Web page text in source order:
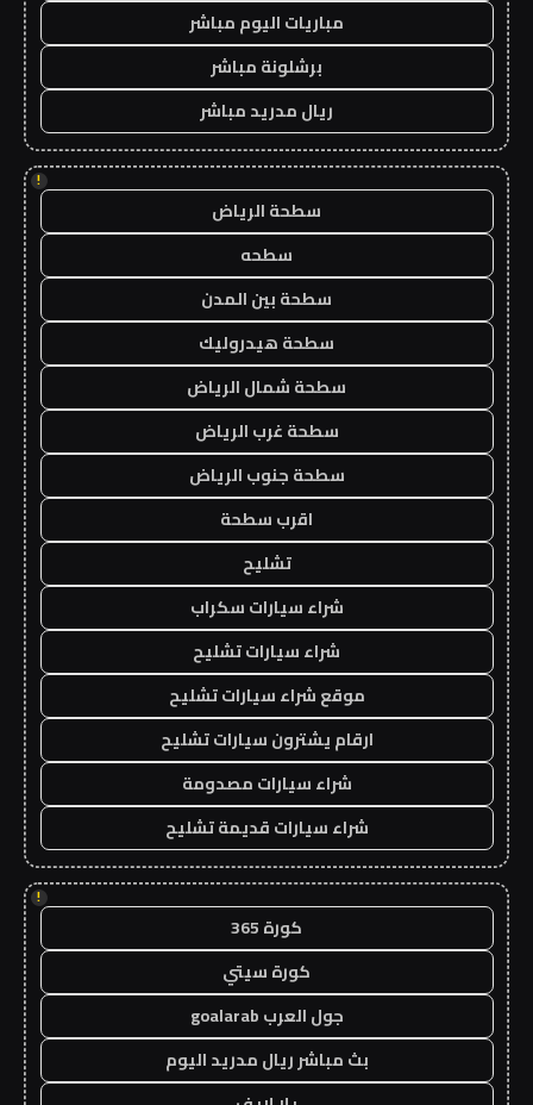
مباريات اليوم مباشر
برشلونة مباشر
ريال مدريد مباشر
!
سطحة الرياض
سطحه
سطحة بين المدن
سطحة هيدروليك
سطحة شمال الرياض
سطحة غرب الرياض
سطحة جنوب الرياض
اقرب سطحة
تشليح
شراء سيارات سكراب
شراء سيارات تشليح
موقع شراء سيارات تشليح
ارقام يشترون سيارات تشليح
شراء سيارات مصدومة
شراء سيارات قديمة تشليح
!
كورة 365
كورة سيتي
جول العرب goalarab
بث مباشر ريال مدريد اليوم